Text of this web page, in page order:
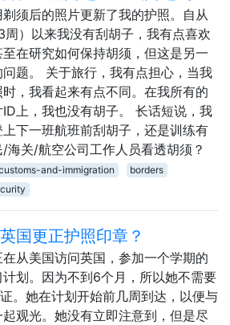
须后的照片更新了我的护照。自从
周）以来我没有刮胡子，我有点喜欢
在研究如何保持胡须，但这是另一
题。 关于旅行，我有点担心，当我
，我看起来有点不同。在我所有的
上，我也没有胡子。 长话短说，我
上下一班航班前刮胡子，还是训练有
海关/航空公司工作人员看透胡须？
and-immigration
borders
国更正护照印章？
从美国访问英国，参加一个学期的
划。因为不到6个月，所以她不需要
。她在计划开始前几周到达，以便与
起观光。她没有立即注意到，但是尽